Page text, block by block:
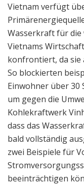
Vietnam verfügt
Wasserkraft für die
Vietnams
konfrontiert, da sie
So blockierten
Einwohner über 30
um gegen die
Kohlekraftwerk
dass das
bald vollständig
zwei Beispiele für
beeinträchtigen